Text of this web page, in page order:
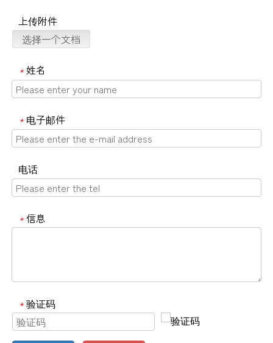
上传附件
选择一个文档
* 姓名
* 电子邮件
电话
* 信息
* 验证码